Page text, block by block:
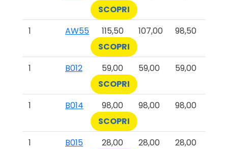
SCOPRI
1
AW55 115,50 107,00
98,50
SCOPRI
1
B012 59,00 59,00
59,00
SCOPRI
1
B014 98,00 98,00
98,00
SCOPRI
1
B015 28,00 28,00
28,00